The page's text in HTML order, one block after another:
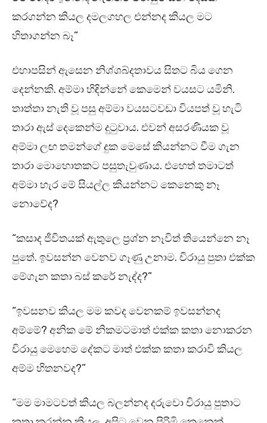
කරගන්න කියල දමලගහල එන්නද කියල මට
හිතාගන්න බෑ”
එහාපසින් ඇසෙන නිශ්ශබ්දතාවය සිතට බිය ගෙන
දෙන්නකි. අම්මා හිඳින්නේ කෙමෙන් වයසට යමිනි.
තාත්තා නැති වූ පසු අම්මා වයසටවඩා වියපත් වූ හැටි
තාරා ඇස් දෙකෙන්ම දුටුවාය. එවන් අසරණියක වූ
අම්මා ලඟ තමන්ගේ දුක මෙසේ කියන්නට වීම ගැන
තාරා මොහොතකට පසුතැවුණාය. එහෙත් තමාටත්
අම්මා හැර මේ සියල්ල කියන්නට කෙනෙකු නෑ
නොවේද?
“කසාද ජීවිතයක් ඇතුලෙ ප්‍රශ්න නෑවිත් තියෙන්නෙ නෑ
පුතේ. ඉවසන්න වෙනව ගෑණු උනාම. චිරායු පුතා එක්ක
මේගැන කතා බස් කරේ නැද්ද?”
“ඉවසනව කියල මම කවද වෙනකම් ඉවසන්නද
අම්මේ? අනික මේ නිකමටමාත් එක්ක කතා නොකරන
චිරායු මෙහෙම දේකට මාත් එක්ක කතා කරාවි කියල
අම්ම හිතනවද?”
“මම මාමටවත් කියල බලන්නද දරුවො චිරායු පුතාට